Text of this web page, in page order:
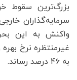
بزرگ‌ترین سقوط
سرمایه‌گذاران
واکنش به این
به ۴۶ درصد رساند.